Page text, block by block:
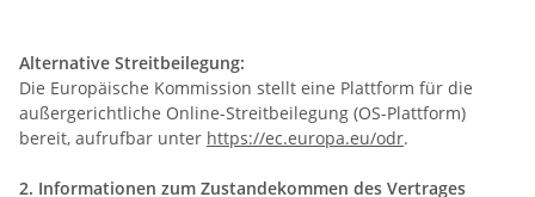
Alternative Streitbeilegung:
Die Europäische Kommission stellt eine Plattform für die
außergerichtliche Online-Streitbeilegung (OS-Plattform)
bereit, aufrufbar unter https://ec.europa.eu/odr.
2. Informationen zum Zustandekommen des Vertrages